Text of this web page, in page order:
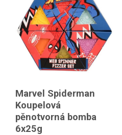
Marvel Spiderman
Koupelová
pěnotvorná bomba
6x25g